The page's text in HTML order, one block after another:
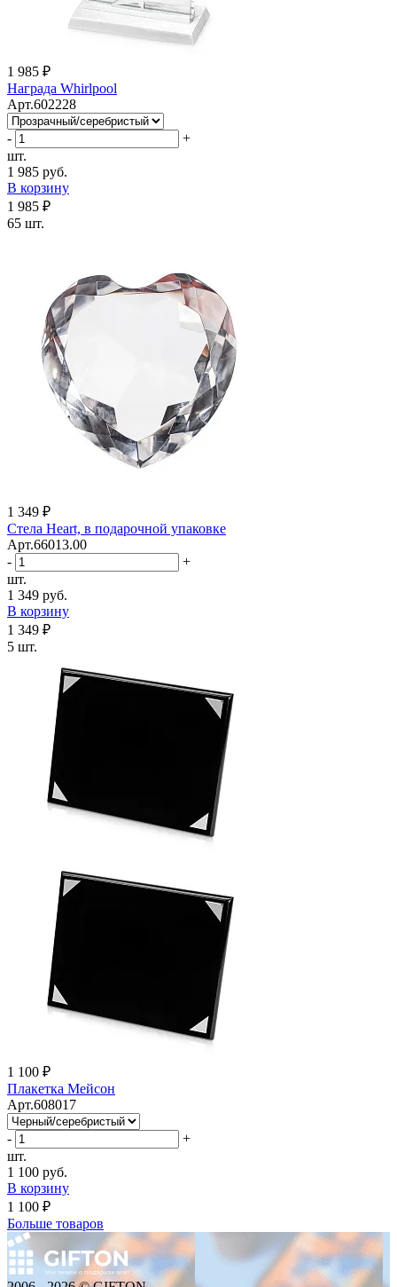
1 985 ₽
Награда Whirlpool
Арт.602228
-
+
шт.
1 985 руб.
В корзину
1 985 ₽
65 шт.
1 349 ₽
Стела Heart, в подарочной упаковке
Арт.66013.00
-
+
шт.
1 349 руб.
В корзину
1 349 ₽
5 шт.
1 100 ₽
Плакетка Мейсон
Арт.608017
-
+
шт.
1 100 руб.
В корзину
1 100 ₽
Больше товаров